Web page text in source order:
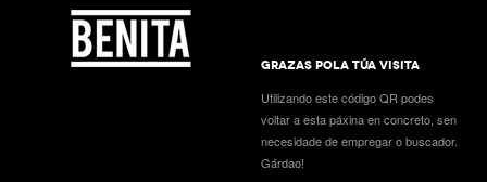
GRAZAS POLA TÚA VISITA
Utilizando este código QR podes
voltar a esta páxina en concreto, sen
necesidade de empregar o buscador.
Gárdao!